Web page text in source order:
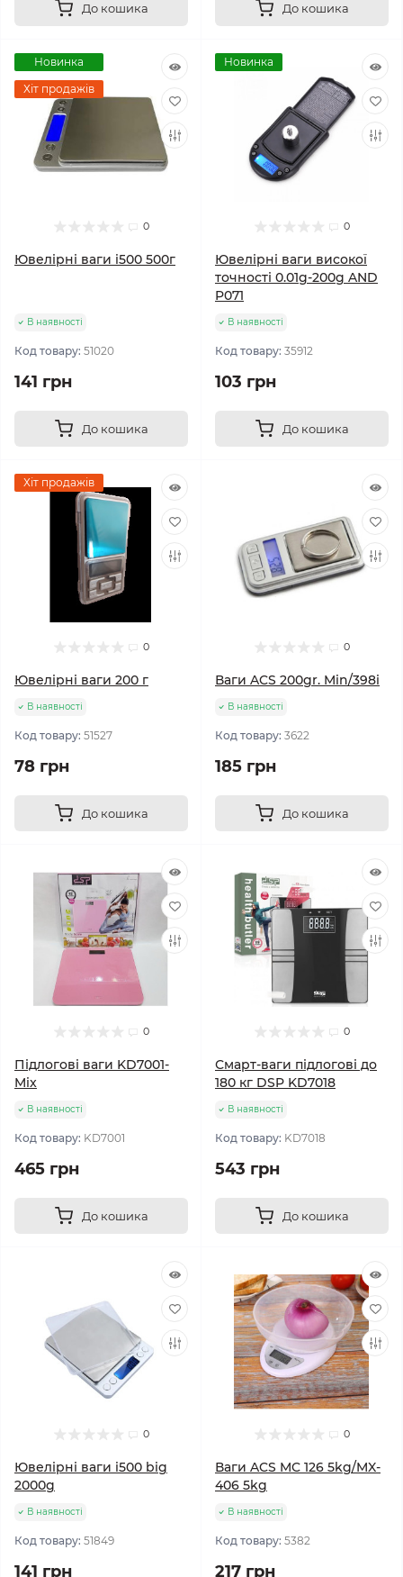
До кошика До кошика
Новинка
Хіт продажів
0
Ювелірні ваги i500 500г
В наявності
Код товару: 51020
141 грн
До кошика
Новинка
0
Ювелірні ваги високої
точності 0.01g-200g AND
P071
В наявності
Код товару: 35912
103 грн
До кошика
Хіт продажів
0
Ювелірні ваги 200 г
В наявності
Код товару: 51527
78 грн
До кошика
0
Ваги ACS 200gr. Min/398i
В наявності
Код товару: 3622
185 грн
До кошика
0
Підлогові ваги KD7001-
Mix
В наявності
Код товару: KD7001
465 грн
До кошика
0
Смарт-ваги підлогові до
180 кг DSP KD7018
В наявності
Код товару: KD7018
543 грн
До кошика
0
Ювелірні ваги i500 big
2000g
В наявності
Код товару: 51849
141 грн
0
Ваги ACS MC 126 5kg/MX-
406 5kg
В наявності
Код товару: 5382
217 грн